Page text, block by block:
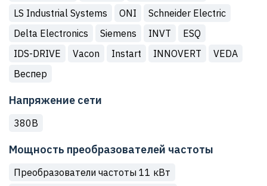
LS Industrial Systems
ONI
Schneider Electric
Delta Electronics
Siemens INVT
ESQ
IDS-DRIVE
Vacon Instart INNOVERT
VEDA
Веспер
Напряжение сети
380В
Мощность преобразователей частоты
Преобразователи частоты 11 кВт